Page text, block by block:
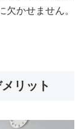
欠かせません。
リット